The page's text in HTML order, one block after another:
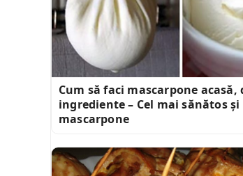
Cum să faci mascarpone acasă,
ingrediente – Cel mai sănătos
mascarpone